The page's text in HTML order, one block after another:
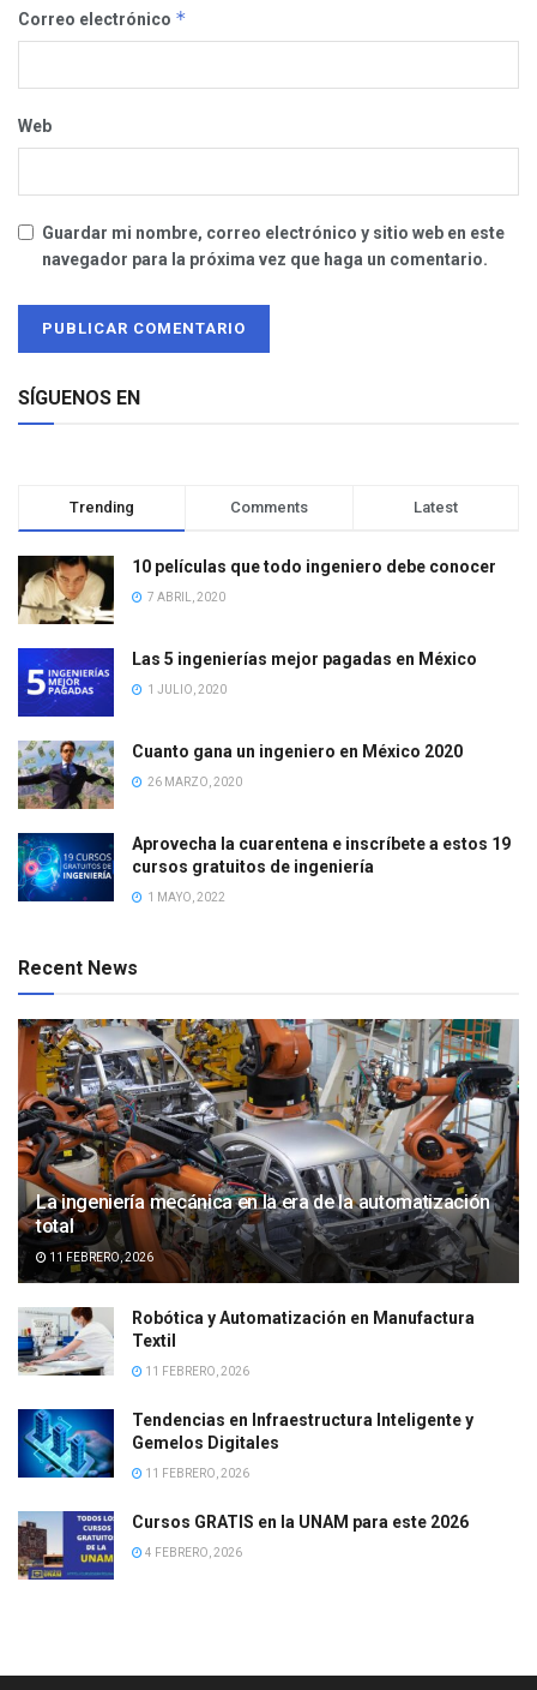
Correo electrónico *
Web
Guardar mi nombre, correo electrónico y sitio web en este
navegador para la próxima vez que haga un comentario.
SÍGUENOS EN
Trending Comments Latest
10 películas que todo ingeniero debe conocer
7 ABRIL, 2020
Las 5 ingenierías mejor pagadas en México
1 JULIO, 2020
Cuanto gana un ingeniero en México 2020
26 MARZO, 2020
Aprovecha la cuarentena e inscríbete a estos 19
cursos gratuitos de ingeniería
1 MAYO, 2022
Recent News
La ingeniería mecánica en la era de la automatización
total
11 FEBRERO, 2026
Robótica y Automatización en Manufactura
Textil
11 FEBRERO, 2026
Tendencias en Infraestructura Inteligente y
Gemelos Digitales
11 FEBRERO, 2026
Cursos GRATIS en la UNAM para este 2026
4 FEBRERO, 2026